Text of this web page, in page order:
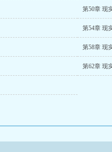
第50章 现
第54章 现
第58章 现
第62章 现